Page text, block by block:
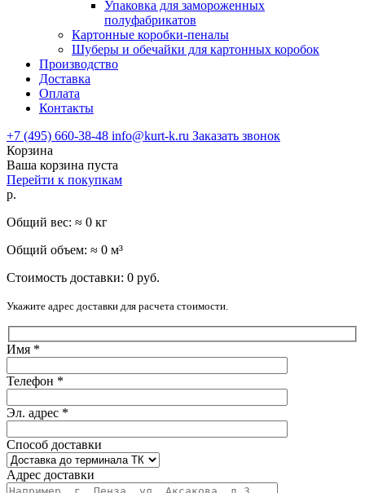
Упаковка для замороженных
полуфабрикатов
Картонные коробки-пеналы
Шуберы и обечайки для картонных коробок
Производство
Доставка
Оплата
Контакты
+7 (495) 660-38-48 info@kurt-k.ru Заказать звонок
Корзина
Ваша корзина пуста
Перейти к покупкам
р.
Общий вес: ≈ 0 кг
Общий объем: ≈ 0 м³
Стоимость доставки: 0 руб.
Укажите адрес доставки для расчета стоимости.
Имя *
Телефон *
Эл. адрес *
Способ доставки
Адрес доставки